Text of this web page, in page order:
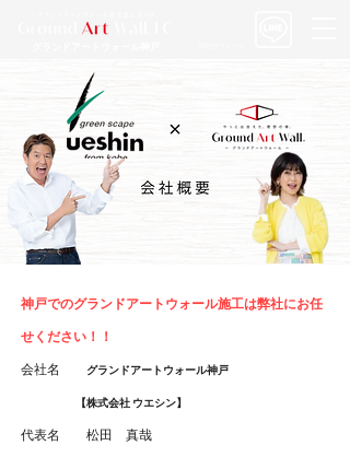
​神戸でのグランドアートウォール施工は弊社にお任
せください！！
会社名
​グランドアートウォール神戸
【株式会社 ウエシン】
代表名 松田 真哉